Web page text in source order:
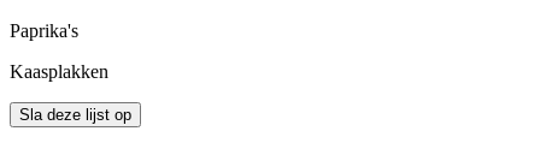
Paprika's
Kaasplakken
Sla deze lijst op